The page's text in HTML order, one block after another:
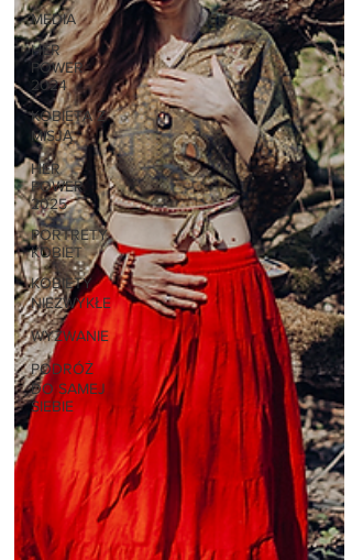
MEDIA
HER
POWER
2024
KOBIETA Z
MISJĄ
HER
POWER
2025
PORTRETY
KOBIET
KOBIETY
NIEZWYKŁE
WYZWANIE
PODRÓŻ
DO SAMEJ
SIEBIE